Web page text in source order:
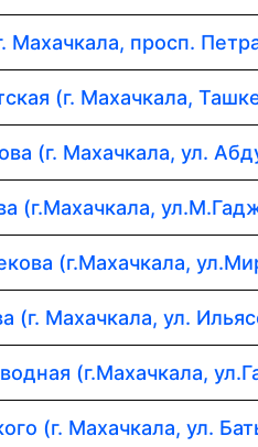
Махачкала, просп.
(г. Махачкала,
(г. Махачкала, ул.
(г.Махачкала,
(г.Махачкала,
(г. Махачкала, ул.
(г.Махачкала,
(г. Махачкала, ул.